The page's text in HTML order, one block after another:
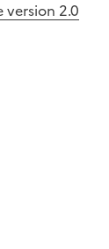
version 2.0